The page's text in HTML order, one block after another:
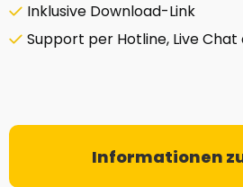
Inklusive Download-Link
Support per Hotline, Live Chat
Informationen